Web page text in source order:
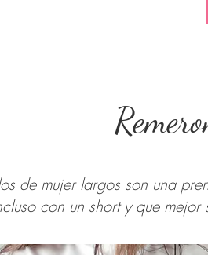
de mujer largos son una
con un short y que